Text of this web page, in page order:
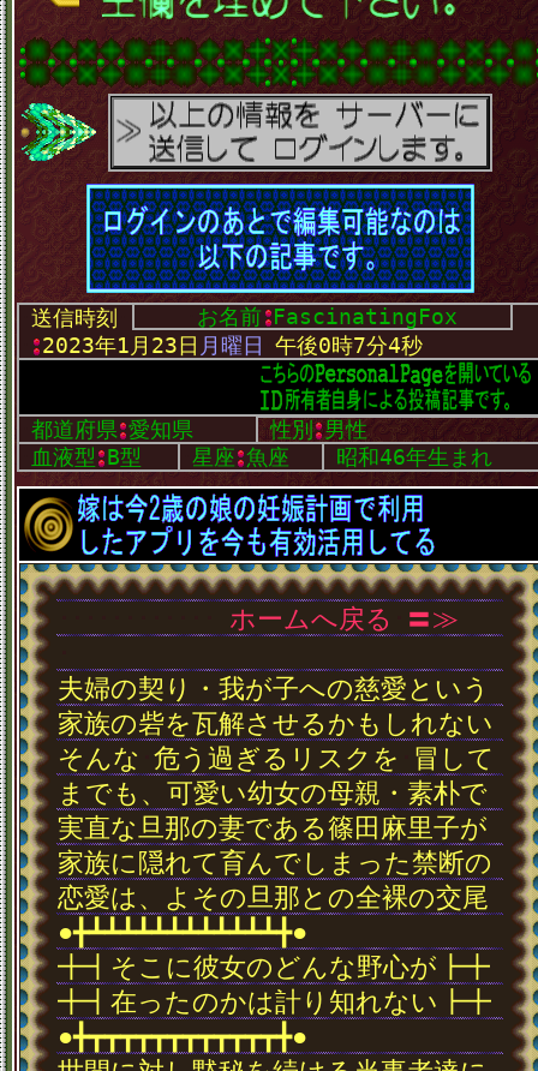
送信時刻 お名前 FascinatingFox
2023年1月23日 月曜日 午後0時7分4秒
都道府県 愛知県 ･性別 男性
血液型 B型 星座 魚座 昭和46年生まれ
ホームへ戻る
〓≫
夫婦の契り・我が子への慈愛という
家族の砦を瓦解させるかもしれない
そんな 危う過ぎるリスクを
冒して
までも、可愛い幼女の母親・素朴で
実直な旦那の妻である篠田麻里子が
家族に隠れて育んでしまった禁断の
恋愛は、よその旦那との全裸の交尾
●╋┻┻┻┻┻┻┻┻┻┻┻┻╋●
╋┫そこに彼女のどんな野心が┣╋
╋┫在ったのかは計り知れない┣╋
●╋┳┳┳┳┳┳┳┳┳┳┳┳╋●